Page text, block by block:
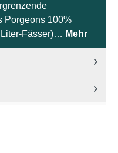
Porgeons 100%
Fässer)… Mehr